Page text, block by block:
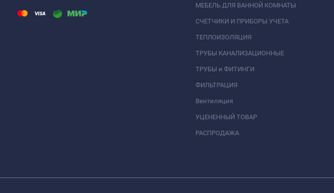
МЕБЕЛЬ ДЛЯ ВАННОЙ КОМНАТЫ
СЧЕТЧИКИ И ПРИБОРЫ УЧЕТА
ТЕПЛОИЗОЛЯЦИЯ
ТРУБЫ КАНАЛИЗАЦИОННЫЕ
ТРУБЫ и ФИТИНГИ
ФИЛЬТРАЦИЯ
Вентиляция
УЦЕНЕННЫЙ ТОВАР
РАСПРОДАЖА